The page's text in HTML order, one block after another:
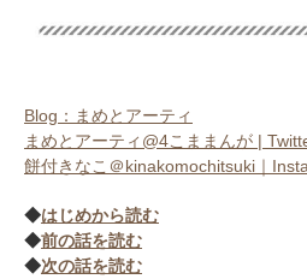
Blog：まめとアーティ
まめとアーティ@4こままんが |
餅付きなこ＠kinakomochitsuki｜
◆はじめから読む
◆前の話を読む
◆次の話を読む